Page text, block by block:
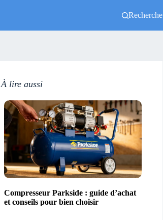
Recherche
À lire aussi
Compresseur Parkside : guide d’achat
et conseils pour bien choisir